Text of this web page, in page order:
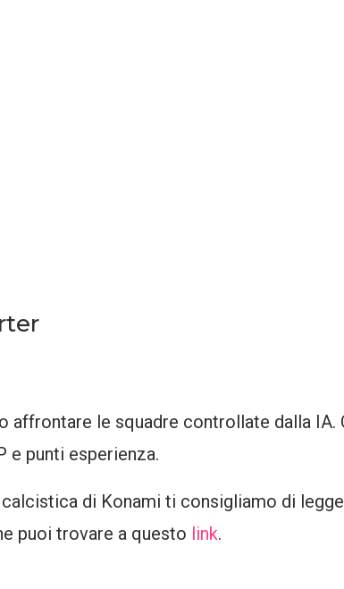
affrontare le squadre controllate dalla IA.
e punti esperienza.
di Konami ti consigliamo di
puoi trovare a questo link.